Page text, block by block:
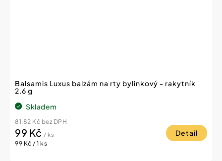
Balsamis Luxus balzám na rty bylinkový - rakytník
2.6 g
Skladem
81,82 Kč bez DPH
99 Kč / ks
Měrná
99 Kč / 1 ks
Detail